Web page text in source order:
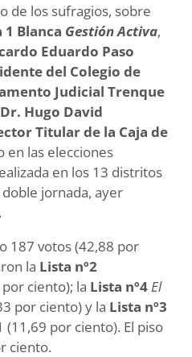
de los sufragios, sobre
1 Blanca Gestión Activa,
Eduardo Paso
del Colegio de
Judicial Trenque
Dr. Hugo David
Titular de la Caja de
en las elecciones
en los 13 distritos
jornada, ayer
187 votos (42,88 por
la Lista nº2
ciento); la Lista nº4El
por ciento) y la Lista nº3
(11,69 por ciento). El piso
ciento.